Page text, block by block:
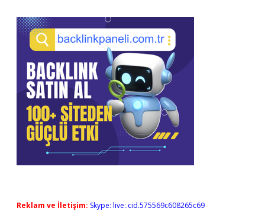
Reklam ve İletişim: Skype: live:.cid.575569c608265c69